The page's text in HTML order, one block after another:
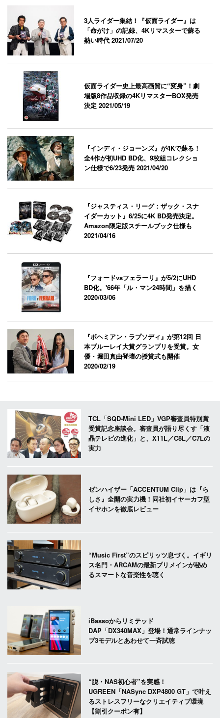
3人ライダー集結！『仮面ライダー』は
「命がけ」の記録、4Kリマスターで蘇る
熱い時代2021/07/20
仮面ライダー史上最高画質に“変身”！劇
場版8作品収録の4KリマスターBOX発売
決定2021/05/19
『インディ・ジョーンズ』が4Kで蘇る！
全4作が初UHD BD化、9枚組コレクショ
ン仕様で6/23発売2021/04/20
『ジャスティス・リーグ：ザック・スナ
イダーカット』6/25に4K BD発売決定。
Amazon限定版スチールブック仕様も
2021/04/16
『フォードvsフェラーリ』が5/2にUHD
BD化。'66年「ル・マン24時間」を描く
2020/03/06
『ボヘミアン・ラプソディ』が第12回 日
本ブルーレイ大賞グランプリを受賞。女
優・堀田真由登壇の授賞式も開催
2020/02/19
TCL「SQD-Mini LED」VGP審査員特別賞
受賞記念座談会。審査員が語り尽くす「液
晶テレビの進化」と、X11L／C8L／C7Lの
実力
ゼンハイザー「ACCENTUM Clip」は『ら
しさ』全開の実力機！同社初イヤーカフ型
イヤホンを徹底レビュー
“Music First”のスピリッツ息づく。イギリ
ス名門・ARCAMの最新プリメインが秘め
るスマートな音楽性を聴く
iBassoからリミテッド
DAP「DX340MAX」登場！通常ラインナッ
プ3モデルとあわせて一斉試聴
“脱・NAS初心者”を実感！
UGREEN「NASync DXP4800 GT」で叶え
るストレスフリーなクリエイティブ環境
【割引クーポン有】